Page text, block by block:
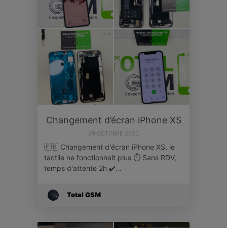
Changement d’écran iPhone XS
29 OCTOBRE 2020
🇫🇷 Changement d'écran iPhone XS, le
tactile ne fonctionnait plus ⏱️ Sans RDV,
temps d'attente 2h ✔️…
Total GSM